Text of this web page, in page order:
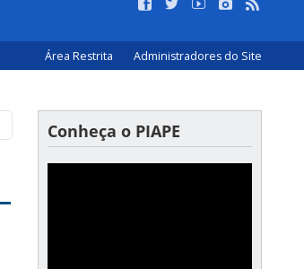
Área Restrita Administradores do Site
Conheça o PIAPE